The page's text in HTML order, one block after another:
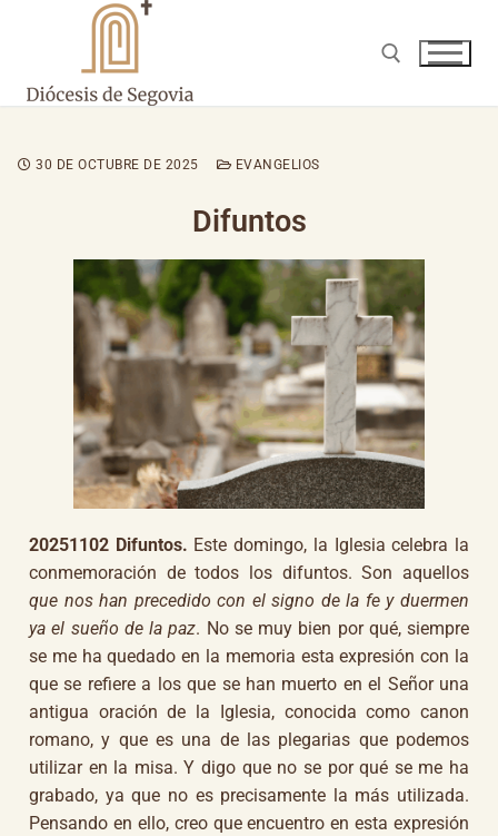
30 DE OCTUBRE DE 2025 EVANGELIOS
Difuntos
20251102 Difuntos. Este domingo, la Iglesia celebra la
conmemoración de todos los difuntos. Son aquellos
que nos han precedido con el signo de la fe y duermen
ya el sueño de la paz. No se muy bien por qué, siempre
se me ha quedado en la memoria esta expresión con la
que se refiere a los que se han muerto en el Señor una
antigua oración de la Iglesia, conocida como canon
romano, y que es una de las plegarias que podemos
utilizar en la misa. Y digo que no se por qué se me ha
grabado, ya que no es precisamente la más utilizada.
Pensando en ello, creo que encuentro en esta expresión